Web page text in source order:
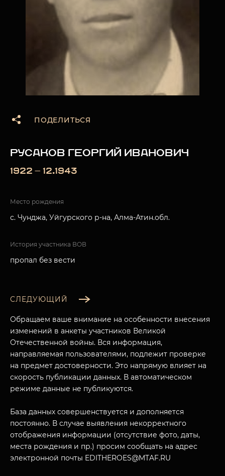
ПОДЕЛИТЬСЯ
РУСАКОВ ГЕОРГИЙ ИВАНОВИЧ
1922 — 12.1943
Место рождения
с. Чунджа, Уйгурского р-на, Алма-Атин.обл.
История участника ВОВ
пропал без вести
СЛЕДУЮЩИЙ
Обращаем ваше внимание на особенности внесения
изменений в анкеты участников Великой
Отечественной войны. Вся информация,
направляемая пользователями, подлежит проверке
на предмет достоверности. Это напрямую влияет на
скорость публикации данных. В автоматическом
режиме данные не публикуются.
База данных совершенствуется и дополняется
постоянно. В случае выявления некорректного
отображения информации (отсутствие фото, даты,
места рождения и пр.) просим сообщать на адрес
электронной почты EDITHEROES@MTAF.RU